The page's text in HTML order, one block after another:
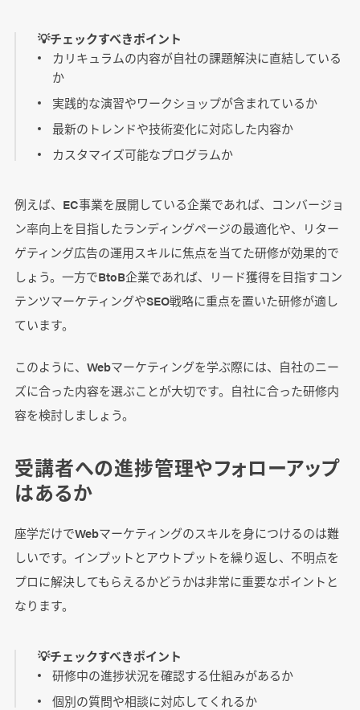
💡チェックすべきポイント
カリキュラムの内容が自社の課題解決に直結している
か
実践的な演習やワークショップが含まれているか
最新のトレンドや技術変化に対応した内容か
カスタマイズ可能なプログラムか
例えば、EC事業を展開している企業であれば、コンバージョ
ン率向上を目指したランディングページの最適化や、リター
ゲティング広告の運用スキルに焦点を当てた研修が効果的で
しょう。一方でBtoB企業であれば、リード獲得を目指すコン
テンツマーケティングやSEO戦略に重点を置いた研修が適し
ています。
このように、Webマーケティングを学ぶ際には、自社のニー
ズに合った内容を選ぶことが大切です。自社に合った研修内
容を検討しましょう。
受講者への進捗管理やフォローアップ
はあるか
座学だけでWebマーケティングのスキルを身につけるのは難
しいです。インプットとアウトプットを繰り返し、不明点を
プロに解決してもらえるかどうかは非常に重要なポイントと
なります。
💡チェックすべきポイント
研修中の進捗状況を確認する仕組みがあるか
個別の質問や相談に対応してくれるか